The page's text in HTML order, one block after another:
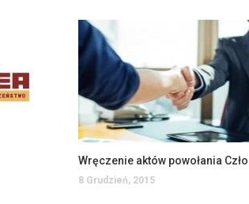
8 Grudzień, 2015